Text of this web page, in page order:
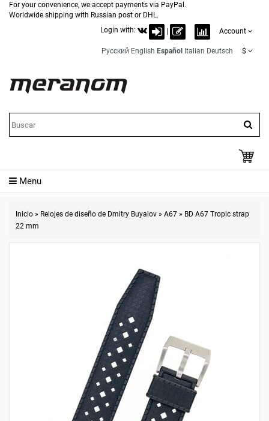
For your convenience, we accept payments via PayPal.
Worldwide shipping with Russian post or DHL.
Login with:
Account
Русский English Español Italian Deutsch $
Menu
Inicio » Relojes de diseño de Dmitry Buyalov » A67 » BD A67 Tropic strap
22 mm